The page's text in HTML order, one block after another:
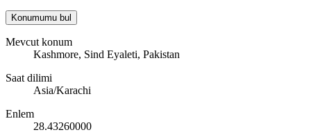
Konumumu bul
Mevcut konum
Kashmore, Sind Eyaleti, Pakistan
Saat dilimi
Asia/Karachi
Enlem
28.43260000